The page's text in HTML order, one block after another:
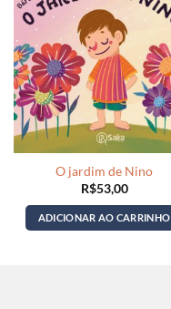
O jardim de Nino
R$53,00
ADICIONAR AO CARRINHO